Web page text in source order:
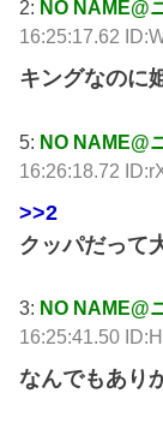
2: NO NAME@
16:25:17.62
キングなのに
5: NO NAME@
16:26:18.72
>>2
クッパだって
3: NO NAME@
16:25:41.50
なんでもあり